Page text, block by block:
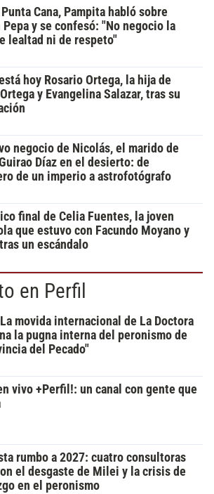
Punta Cana, Pampita habló sobre
Pepa y se confesó: "No negocio la
lealtad ni de respeto"
hoy Rosario Ortega, la hija de
y Evangelina Salazar, tras su
negocio de Nicolás, el marido de
Díaz en el desierto: de
de un imperio a astrofotógrafo
final de Celia Fuentes, la joven
que estuvo con Facundo Moyano y
un escándalo
en Perfil
movida internacional de La Doctora
la pugna interna del peronismo de
del Pecado"
vivo +Perfil!: un canal con gente que
rumbo a 2027: cuatro consultoras
el desgaste de Milei y la crisis de
en el peronismo